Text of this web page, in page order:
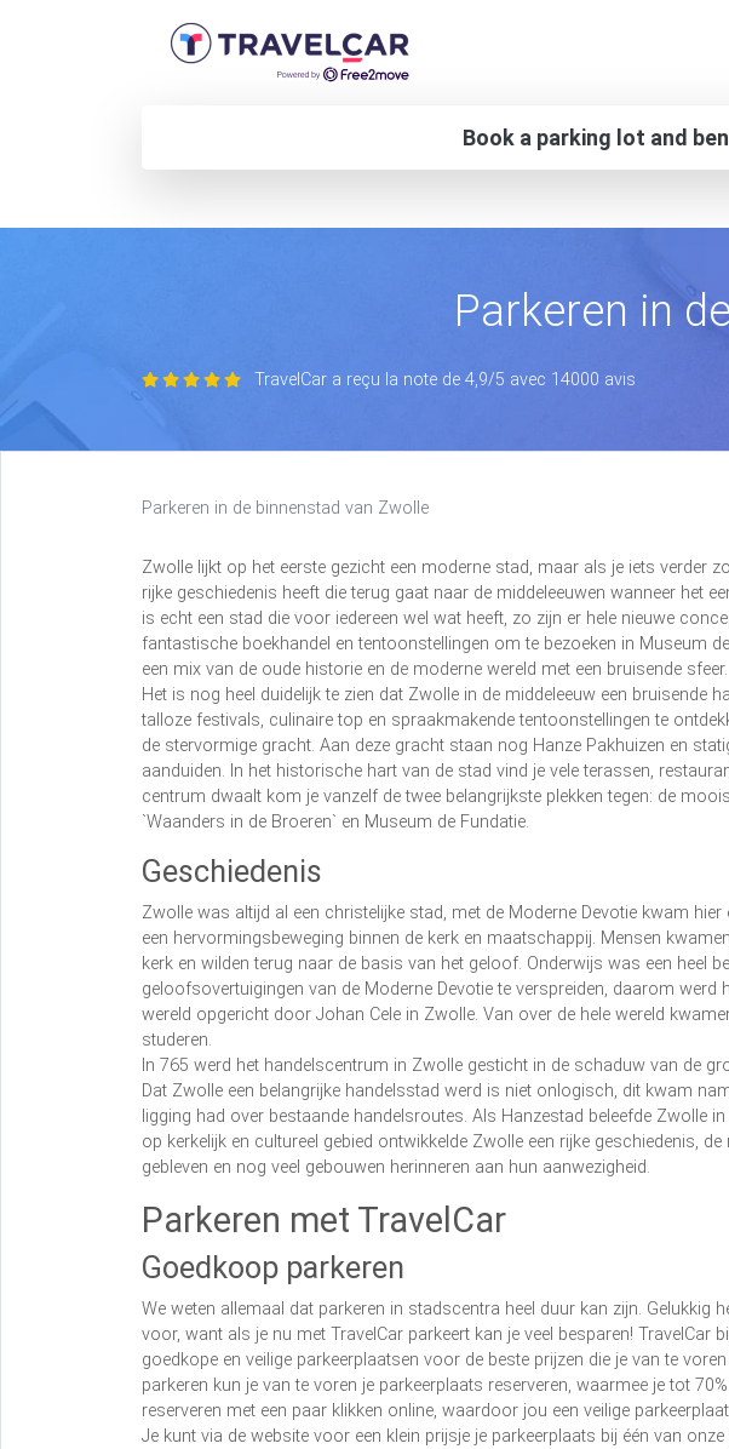
Book a parking lot and
Parkeren in
TravelCar a reçu la note de 4,9/5 avec 14000 avis
Parkeren in de binnenstad van Zwolle
Zwolle lijkt op het eerste gezicht een moderne stad, maar als je iets verder
rijke geschiedenis heeft die terug gaat naar de middeleeuwen wanneer het
is echt een stad die voor iedereen wel wat heeft, zo zijn er hele nieuwe
fantastische boekhandel en tentoonstellingen om te bezoeken in Museum
een mix van de oude historie en de moderne wereld met een bruisende sfeer.
Het is nog heel duidelijk te zien dat Zwolle in de middeleeuw een bruisende
talloze festivals, culinaire top en spraakmakende tentoonstellingen te
de stervormige gracht. Aan deze gracht staan nog Hanze Pakhuizen en
aanduiden. In het historische hart van de stad vind je vele terassen,
centrum dwaalt kom je vanzelf de twee belangrijkste plekken tegen: de
`Waanders in de Broeren` en Museum de Fundatie.
Geschiedenis
Zwolle was altijd al een christelijke stad, met de Moderne Devotie kwam hier
een hervormingsbeweging binnen de kerk en maatschappij. Mensen
kerk en wilden terug naar de basis van het geloof. Onderwijs was een heel
geloofsovertuigingen van de Moderne Devotie te verspreiden, daarom werd
wereld opgericht door Johan Cele in Zwolle. Van over de hele wereld
studeren.
In 765 werd het handelscentrum in Zwolle gesticht in de schaduw van de
Dat Zwolle een belangrijke handelsstad werd is niet onlogisch, dit kwam
ligging had over bestaande handelsroutes. Als Hanzestad beleefde Zwolle
op kerkelijk en cultureel gebied ontwikkelde Zwolle een rijke geschiedenis,
gebleven en nog veel gebouwen herinneren aan hun aanwezigheid.
Parkeren met TravelCar
Goedkoop parkeren
We weten allemaal dat parkeren in stadscentra heel duur kan zijn. Gelukkig
voor, want als je nu met TravelCar parkeert kan je veel besparen! TravelCar
goedkope en veilige parkeerplaatsen voor de beste prijzen die je van te
parkeren kun je van te voren je parkeerplaats reserveren, waarmee je tot
reserveren met een paar klikken online, waardoor jou een veilige
Je kunt via de website voor een klein prijsje je parkeerplaats bij één van